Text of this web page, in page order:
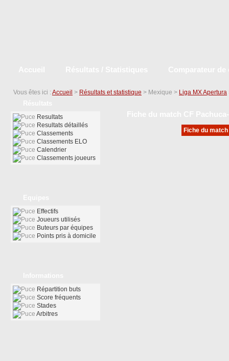
Vous êtes ici : Accueil > Résultats et statistique > Mexique > Liga MX Apertura
Fiche du
Resultats
Resultats détaillés
Classements
Classements ELO
Calendrier
Classements joueurs
Effectifs
Joueurs utilisés
Buteurs par équipes
Points pris à domicile
Répartition buts
Score fréquents
Stades
Arbitres